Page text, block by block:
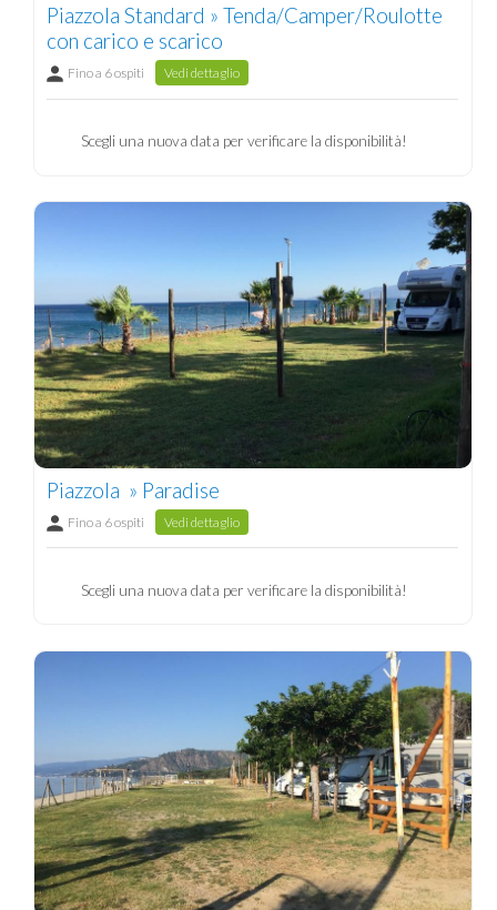
Piazzola Standard » Tenda/Camper/Roulotte
con carico e scarico
Fino a 6 ospiti Vedi dettaglio
Scegli una nuova data per verificare la disponibilità!
Piazzola » Paradise
Fino a 6 ospiti Vedi dettaglio
Scegli una nuova data per verificare la disponibilità!